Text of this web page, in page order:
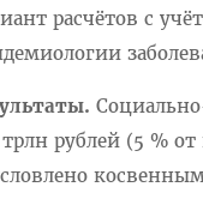
расчётов с
рублей (5 %